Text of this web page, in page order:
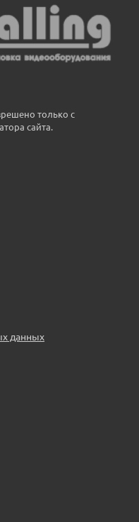
только с
сайта.
данных